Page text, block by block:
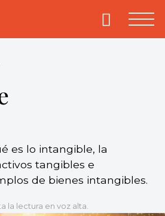
Primary
es lo intangible, la
tangibles e
de bienes intangibles.
la lectura en voz alta.